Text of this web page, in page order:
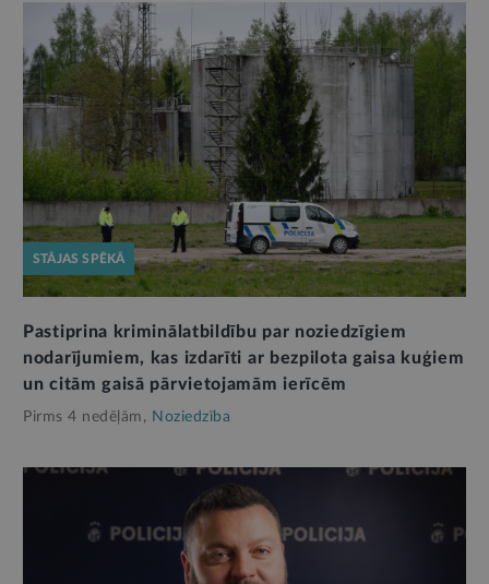
STĀJAS SPĒKĀ
Pastiprina kriminālatbildību par noziedzīgiem
nodarījumiem, kas izdarīti ar bezpilota gaisa kuģiem
un citām gaisā pārvietojamām ierīcēm
Pirms 4 nedēļām, Noziedzība